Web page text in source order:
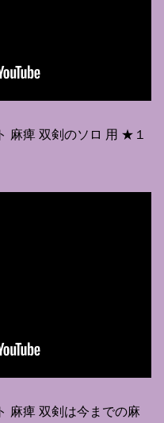
麻痺 双剣のソロ 用 ★１
麻痺 双剣は今までの麻